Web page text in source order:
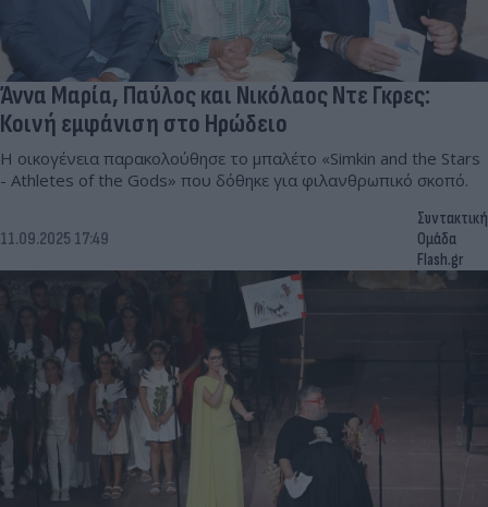
Άννα Μαρία, Παύλος και Νικόλαος Ντε Γκρες:
Κοινή εμφάνιση στο Ηρώδειο
Η οικογένεια παρακολούθησε το μπαλέτο «Simkin and the Stars
- Athletes of the Gods» που δόθηκε για φιλανθρωπικό σκοπό.
11.09.2025 17:49
Συντακτική
Ομάδα
Flash.gr